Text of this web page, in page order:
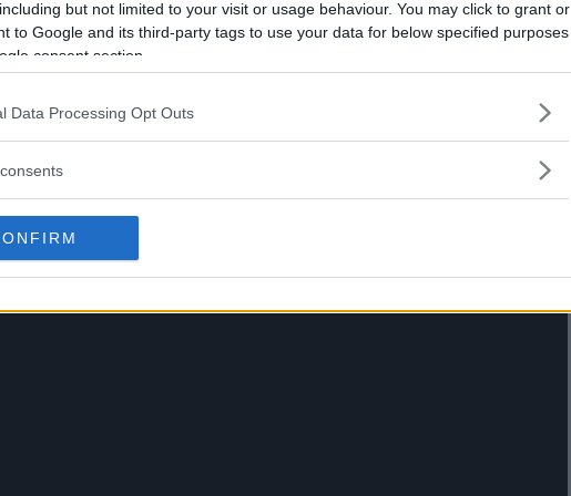
but not limited to your visit or usage behaviour. You may click to grant or
to Google and its third-party tags to use your data for below specified purposes
consent section.
Data Processing Opt Outs
av de to gutta [Max Holloway and Brian Ortega]. Jeg
skjer.”